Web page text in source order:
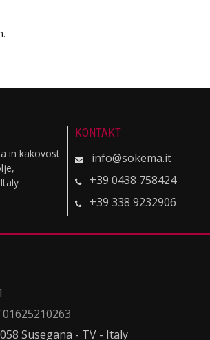
in kakovost
KONTAKT
info@sokema.it
+39 0438 758424
+39 338 9232906
Susegana - TV - Italy